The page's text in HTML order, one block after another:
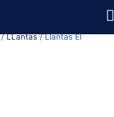
LLantas/ Llantas El